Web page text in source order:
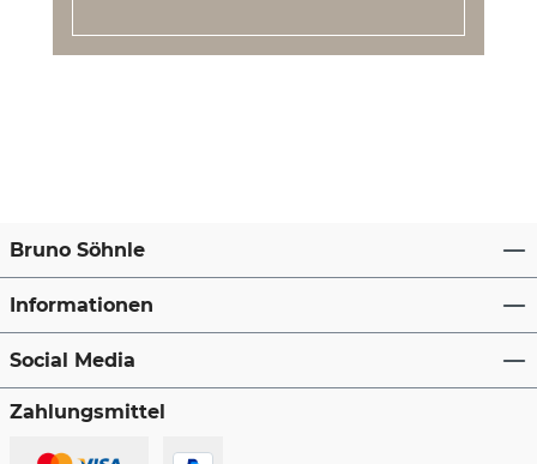
Bruno Söhnle
Informationen
Social Media
Zahlungsmittel